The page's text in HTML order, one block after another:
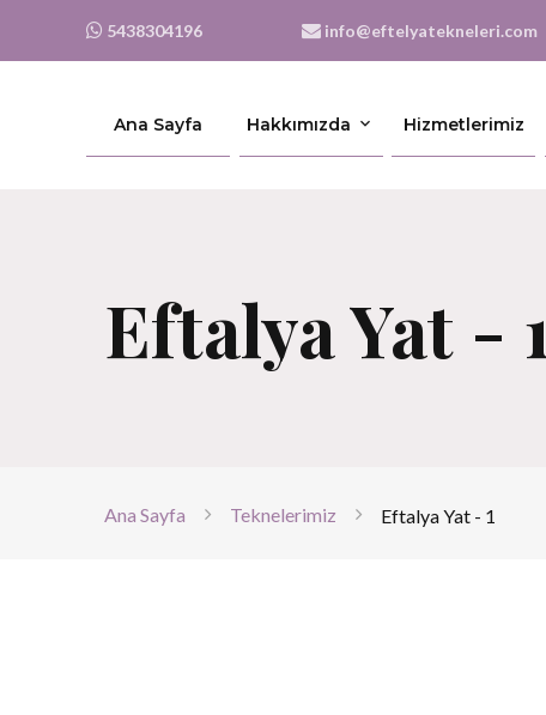
5438304196 info@eftelyatekneleri.com
Ana Sayfa Hakkımızda Hizmetlerimiz
Eftalya Yat - 1
Ana Sayfa Teknelerimiz Eftalya Yat - 1